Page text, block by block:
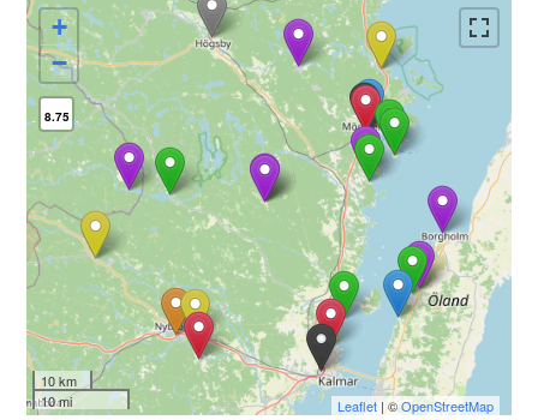
+
−
8.75
10 km
10 mi
Leaflet| ©OpenStreetMap